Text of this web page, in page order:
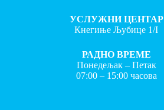
УСЛУЖНИ ЦЕНТАР
Кнегиње Љубице 1/I
РАДНО ВРЕМЕ
Понедељак – Петак
07:00 – 15:00 часова